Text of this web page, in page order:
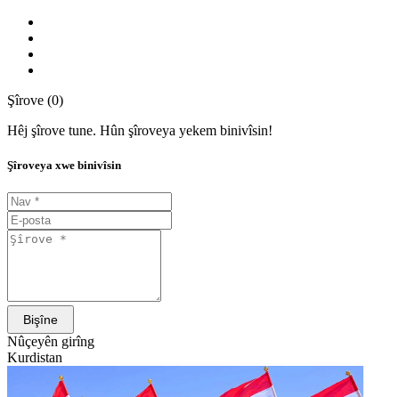
Şîrove (0)
Hêj şîrove tune. Hûn şîroveya yekem binivîsin!
Şîroveya xwe binivîsin
Bişîne
Nûçeyên girîng
Kurdistan